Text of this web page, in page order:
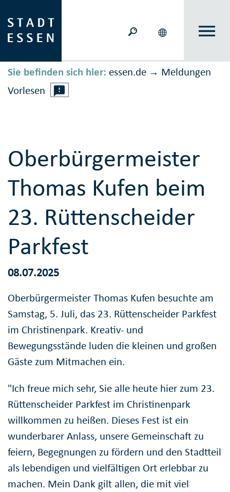
Sie befinden sich hier: essen.de → Meldungen
Vorlesen
Oberbürgermeister
Thomas Kufen beim
23. Rüttenscheider
Parkfest
08.07.2025
Oberbürgermeister Thomas Kufen besuchte am
Samstag, 5. Juli, das 23. Rüttenscheider Parkfest
im Christinenpark. Kreativ- und
Bewegungsstände luden die kleinen und großen
Gäste zum Mitmachen ein.
"Ich freue mich sehr, Sie alle heute hier zum 23.
Rüttenscheider Parkfest im Christinenpark
willkommen zu heißen. Dieses Fest ist ein
wunderbarer Anlass, unsere Gemeinschaft zu
feiern, Begegnungen zu fördern und den Stadtteil
als lebendigen und vielfältigen Ort erlebbar zu
machen. Mein Dank gilt allen, die mit viel